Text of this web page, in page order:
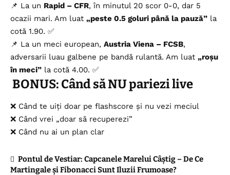
📌 La un Rapid – CFR, în minutul 20 scor 0-0, dar 5
ocazii mari. Am luat „peste 0.5 goluri până la pauză” la
cotă 1.90. ✅
📌 La un meci european, Austria Viena – FCSB,
adversarii luau galbene pe bandă rulantă. Am luat „roșu
în meci” la cotă 4.00. ✅
BONUS: Când să NU pariezi live
❌ Când te uiți doar pe flashscore și nu vezi meciul
❌ Când vrei „doar să recuperezi”
❌ Când nu ai un plan clar
Pontul de Vestiar: Capcanele Marelui Câștig – De Ce
Martingale și Fibonacci Sunt Iluzii Frumoase?